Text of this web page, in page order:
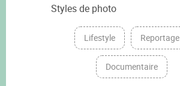
Styles de photo
Lifestyle Reportage
Documentaire